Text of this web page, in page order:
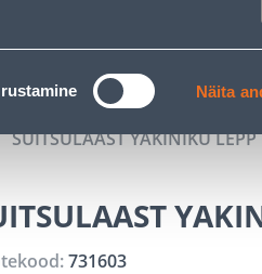
Näita
JÄRELMAKS
SUITSULAAST YAKINIKU LEPP
731603